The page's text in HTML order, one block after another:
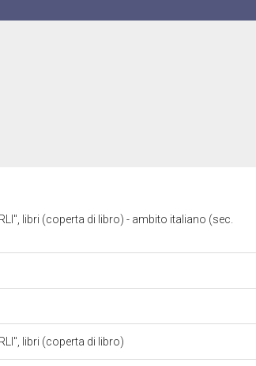
libri (coperta di libro) - ambito italiano (sec.
libri (coperta di libro)